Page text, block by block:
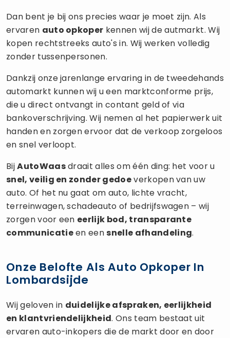
Dan bent je bij ons precies waar je moet zijn. Als
ervaren auto opkoper kennen wij de autmarkt. Wij
kopen rechtstreeks auto's in. Wij werken volledig
zonder tussenpersonen.
Dankzij onze jarenlange ervaring in de tweedehands
automarkt kunnen wij u een marktconforme prijs,
die u direct ontvangt in contant geld of via
bankoverschrijving. Wij nemen al het papierwerk uit
handen en zorgen ervoor dat de verkoop zorgeloos
en snel verloopt.
BijAutoWaasdraait alles om één ding: het voor u
snel, veilig en zonder gedoeverkopen van uw
auto. Of het nu gaat om auto, lichte vracht,
terreinwagen, schadeauto of bedrijfswagen – wij
zorgen voor een eerlijk bod, transparante
communicatieen eensnelle afhandeling.
Onze Belofte Als Auto Opkoper In
Lombardsijde
Wij geloven in duidelijke afspraken, eerlijkheid
en klantvriendelijkheid. Ons team bestaat uit
ervaren auto-inkopers die de markt door en door